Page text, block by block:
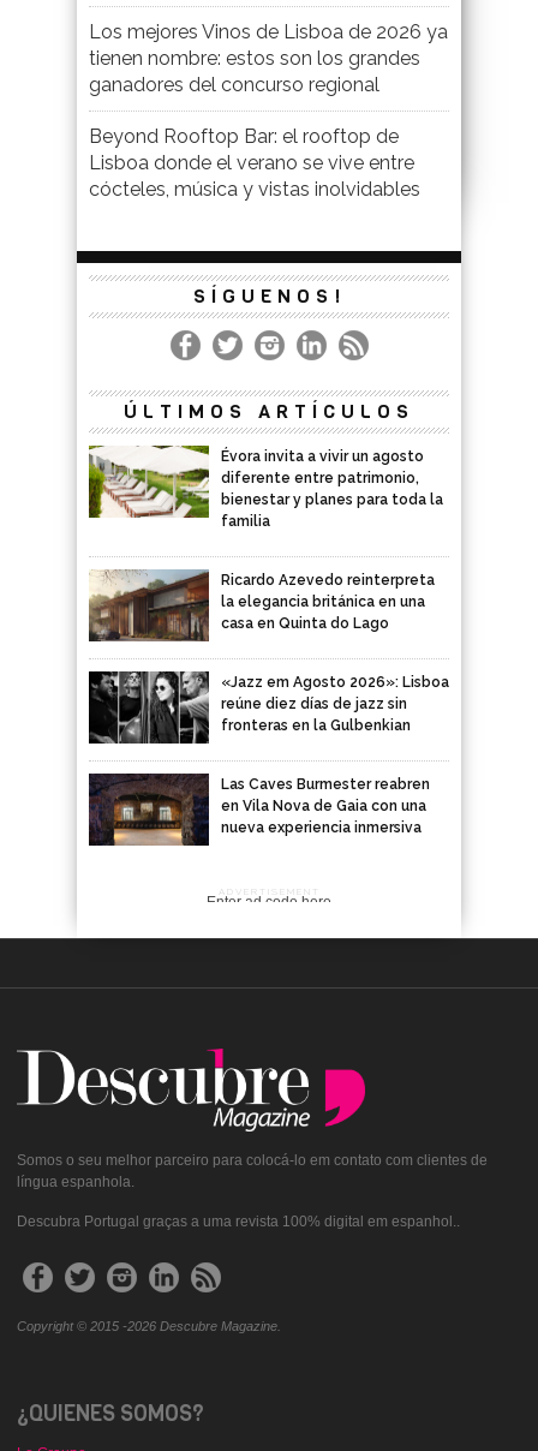
Los mejores Vinos de Lisboa de 2026 ya
tienen nombre: estos son los grandes
ganadores del concurso regional
Beyond Rooftop Bar: el rooftop de
Lisboa donde el verano se vive entre
cócteles, música y vistas inolvidables
SÍGUENOS!
ÚLTIMOS ARTÍCULOS
Évora invita a vivir un agosto
diferente entre patrimonio,
bienestar y planes para toda la
familia
Ricardo Azevedo reinterpreta
la elegancia británica en una
casa en Quinta do Lago
«Jazz em Agosto 2026»: Lisboa
reúne diez días de jazz sin
fronteras en la Gulbenkian
Las Caves Burmester reabren
en Vila Nova de Gaia con una
nueva experiencia inmersiva
ADVERTISEMENT
Enter ad code here
Somos o seu melhor parceiro para colocá-lo em contato com clientes de
língua espanhola.
Descubra Portugal graças a uma revista 100% digital em espanhol..
Copyright © 2015 -2026 Descubre Magazine.
¿QUIENES SOMOS?